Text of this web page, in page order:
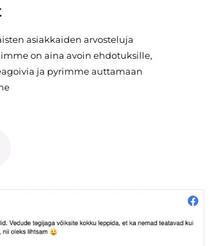
asiakkaiden arvosteluja
on aina avoin ehdotuksille,
ja pyrimme auttamaan